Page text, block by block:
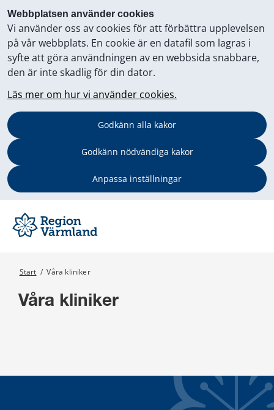
Webbplatsen använder cookies
Vi använder oss av cookies för att förbättra upplevelsen
på vår webbplats. En cookie är en datafil som lagras i
syfte att göra användningen av en webbsida snabbare,
den är inte skadlig för din dator.
Läs mer om hur vi använder cookies.
Godkänn alla kakor
Godkänn nödvändiga kakor
Anpassa inställningar
Start / Våra kliniker
Våra kliniker